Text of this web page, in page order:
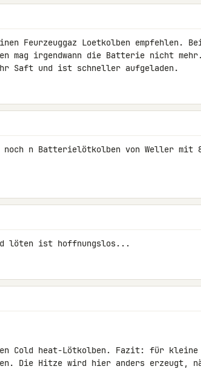
Feurzeuggaz Loetkolben empfehlen.
mag irgendwann die Batterie nicht
Saft und ist schneller aufgeladen.
noch n Batterielötkolben von Weller mit
löten ist hoffnungslos...
Cold heat-Lötkolben. Fazit: für
Die Hitze wird hier anders erzeugt,